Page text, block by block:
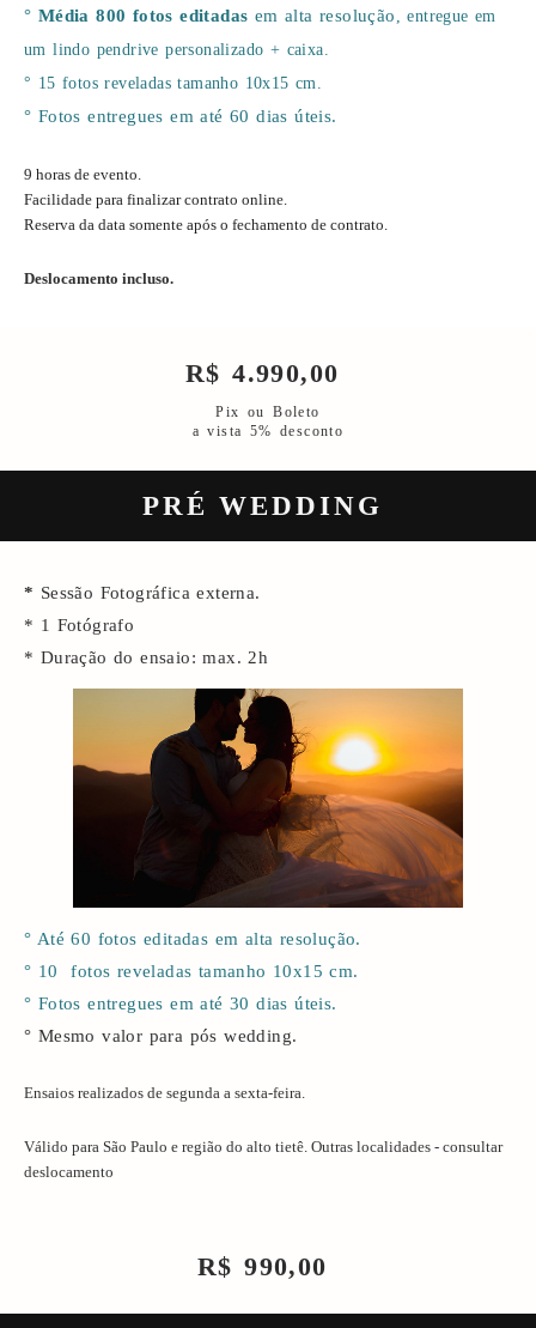
° Média 800 fotos editadas em alta resolução
, entregue em
um lindo pendrive personalizado + caixa.
° 15 fotos reveladas tamanho 10x15 cm.
° Fotos entregues em até 60 dias úteis.
9 horas de evento.
Facilidade para finalizar contrato online.
Reserva da data somente após o fechamento de contrato.
Deslocamento incluso.
R$ 4.990,00
Pix ou Boleto
a vista 5% desconto
PRÉ WEDDING
* Sessão Fotográfica externa.
* 1 Fotógrafo
* Duração do ensaio: max. 2h
° Até 60 fotos editadas em alta resolução.
° 10 fotos reveladas tamanho 10x15 cm.
° Fotos entregues em até 30 dias úteis.
° Mesmo valor para pós wedding.
Ensaios realizados de segunda a sexta-feira.
Válido para São Paulo e região do alto tietê. Outras localidades - consultar
deslocamento
R$ 990,00